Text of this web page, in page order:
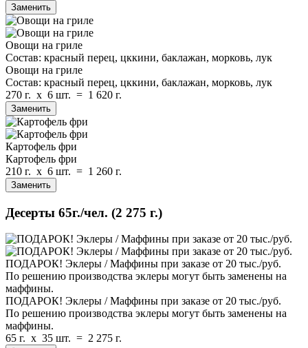
Заменить
Овощи на гриле
Состав: красный перец, цккини, баклажан, морковь, лук
Овощи на гриле
Состав: красный перец, цккини, баклажан, морковь, лук
270 г. x 6 шт. = 1 620 г.
Заменить
Картофель фри
Картофель фри
210 г. x 6 шт. = 1 260 г.
Заменить
Десерты 65г./чел. (2 275 г.)
ПОДАРОК! Эклеры / Маффины при заказе от 20 тыс./руб.
По решению производства эклеры могут быть заменены на
маффины.
ПОДАРОК! Эклеры / Маффины при заказе от 20 тыс./руб.
По решению производства эклеры могут быть заменены на
маффины.
65 г. x 35 шт. = 2 275 г.